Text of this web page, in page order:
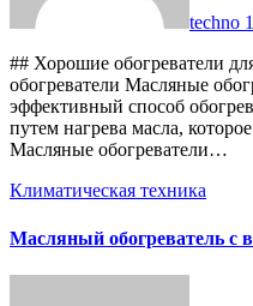
techno
## Хорошие обогреватели
обогреватели Масляные
эффективный способ
путем нагрева масла,
Масляные обогреватели…
Климатическая техника
Масляный обогреватель с